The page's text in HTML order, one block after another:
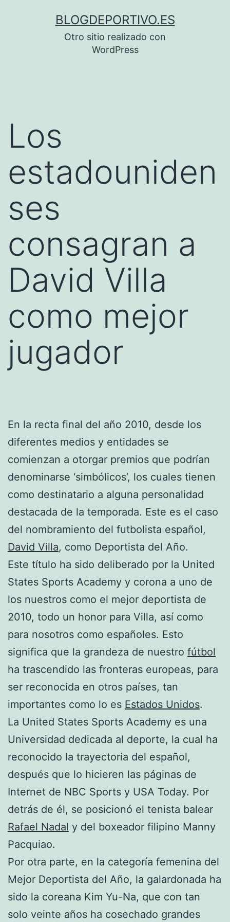
BLOGDEPORTIVO.ES
Otro sitio realizado con
WordPress
Los
estadouniden
ses
consagran a
David Villa
como mejor
jugador
En la recta final del año 2010, desde los
diferentes medios y entidades se
comienzan a otorgar premios que podrían
denominarse ‘simbólicos’, los cuales tienen
como destinatario a alguna personalidad
destacada de la temporada. Este es el caso
del nombramiento del futbolista español,
David Villa, como Deportista del Año.
Este título ha sido deliberado por la United
States Sports Academy y corona a uno de
los nuestros como el mejor deportista de
2010, todo un honor para Villa, así como
para nosotros como españoles. Esto
significa que la grandeza de nuestro fútbol
ha trascendido las fronteras europeas, para
ser reconocida en otros países, tan
importantes como lo es Estados Unidos.
La United States Sports Academy es una
Universidad dedicada al deporte, la cual ha
reconocido la trayectoria del español,
después que lo hicieren las páginas de
Internet de NBC Sports y USA Today. Por
detrás de él, se posicionó el tenista balear
Rafael Nadal y del boxeador filipino Manny
Pacquiao.
Por otra parte, en la categoría femenina del
Mejor Deportista del Año, la galardonada ha
sido la coreana Kim Yu-Na, que con tan
solo veinte años ha cosechado grandes